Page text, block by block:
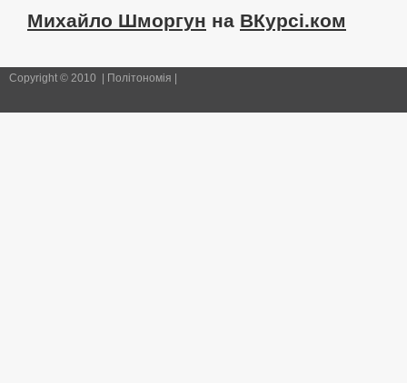
Михайло Шморгун на ВКурсі.ком
Copyright © 2010 | Політономія |